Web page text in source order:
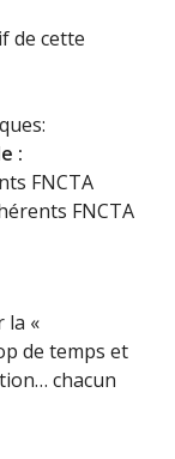
de cette
:
FNCTA
FNCTA
la «
de temps et
chacun